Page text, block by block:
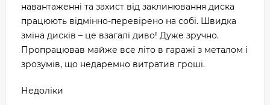
навантаженні та захист від заклинювання диска
працюють відмінно-перевірено на собі. Швидка
зміна дисків – це взагалі диво! Дуже зручно.
Пропрацював майже все літо в гаражі з металом і
зрозумів, що недаремно витратив гроші.
Недоліки